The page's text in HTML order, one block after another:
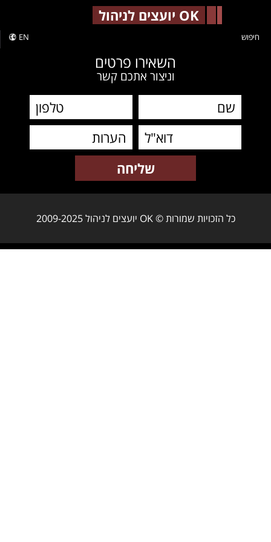
OK יועצים לניהול
EN חיפוש
השאירו פרטים
וניצור אתכם קשר
כל הזכויות שמורות © OK יועצים לניהול 2009-2025